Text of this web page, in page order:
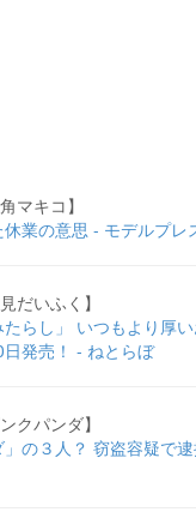
マキコ】
業の意思 - モデルプレ
だいふく】
らし」 いつもより厚
発売！ - ねとらぼ
クパンダ】
の３人？ 窃盗容疑で